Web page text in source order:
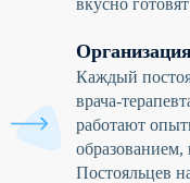
Каждый
врача-
работают
образованием,
Постояльцев